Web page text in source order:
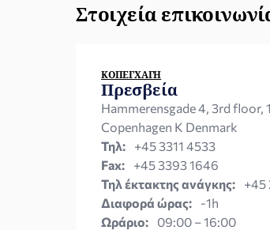
Στοιχεία
ΚΟΠΕΓΧΆΓΗ
Πρεσβεία
Hammerensgade 4, 3rd floor,
Copenhagen K Denmark
Τηλ:
+45 3311 4533
Fax:
+45 3393 1646
Τηλ έκτακτης ανάγκης:
+45
Διαφορά ώρας:
-1h
Ωράριο:
09:00 – 16:00